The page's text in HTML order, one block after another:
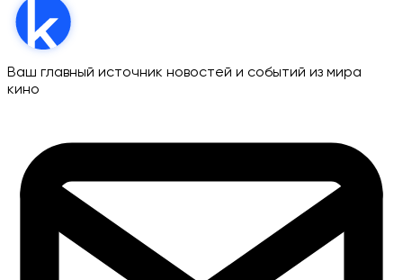
Ваш главный источник новостей и событий из мира
кино